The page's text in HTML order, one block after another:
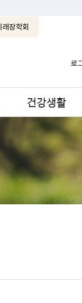
장학회
로
건강생활